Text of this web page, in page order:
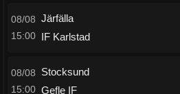
08/08
15:00
Järfälla
IF Karlstad
08/08
15:00
Stocksund
Gefle IF